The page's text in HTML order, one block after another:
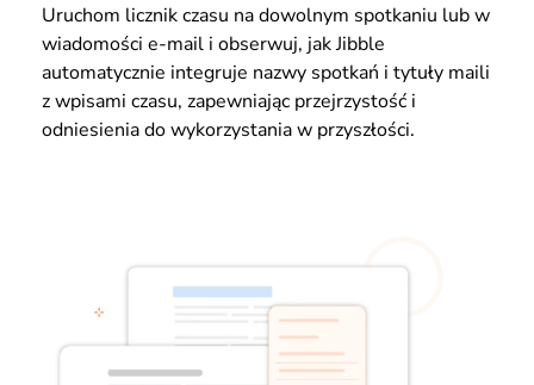
Uruchom licznik czasu na dowolnym spotkaniu lub w
wiadomości e-mail i obserwuj, jak Jibble
automatycznie integruje nazwy spotkań i tytuły maili
z wpisami czasu, zapewniając przejrzystość i
odniesienia do wykorzystania w przyszłości.